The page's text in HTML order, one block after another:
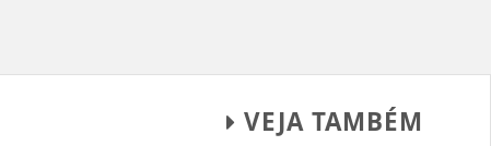
VEJA TAMBÉM